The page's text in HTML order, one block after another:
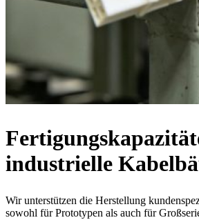
industrielle
Wir unterstützen die Herstellung
sowohl für Prototypen als auch für